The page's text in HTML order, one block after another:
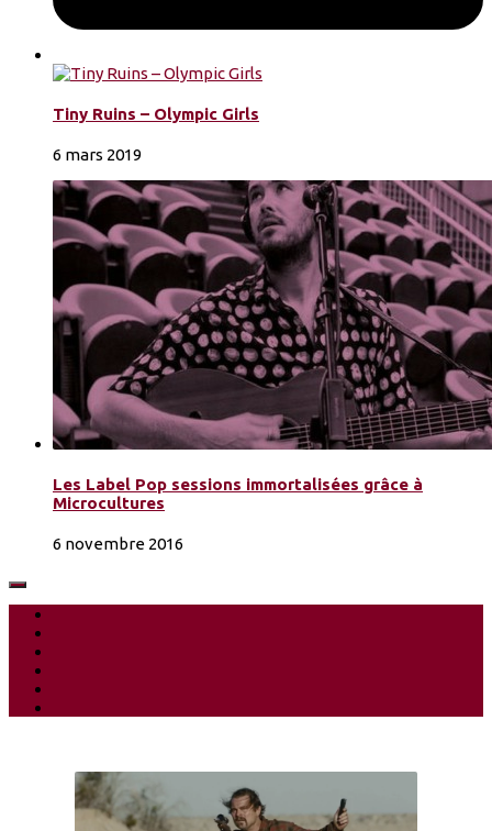
Tiny Ruins – Olympic Girls
6 mars 2019
Les Label Pop sessions immortalisées grâce à
Microcultures
6 novembre 2016